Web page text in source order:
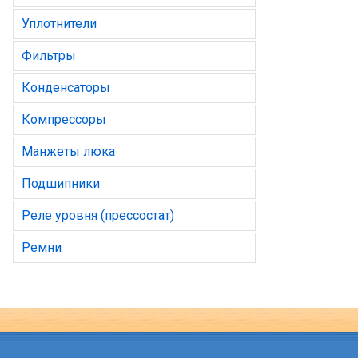
Уплотнители
Фильтры
Конденсаторы
Компрессоры
Манжеты люка
Подшипники
Реле уровня (прессостат)
Ремни